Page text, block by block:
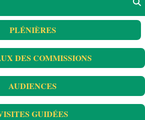
PLÉNIÈRES
DES COMMISSIONS
AUDIENCES
GUIDÉES